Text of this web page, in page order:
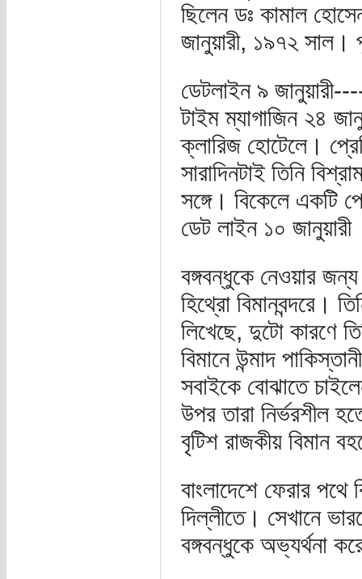
ছিলেন ডঃ কামাল
জানুয়ারী, ১৯৭২ সাল।
ডেটলাইন ৯
টাইম ম্যাগাজিন ২৪
ক্লারিজ হোটেলে।
সারাদিনটাই তিনি
সঙ্গে। বিকেলে একটি
ডেট লাইন ১০ জানুয়ারী
বঙ্গবন্ধুকে নেওয়ার
হিথ্রো বিমানবন্দরে।
লিখেছে, দুটো কারণে
বিমানে উন্মাদ
সবাইকে বোঝাতে
উপর তারা নির্ভরশীল
বৃটিশ রাজকীয় বিমান
বাংলাদেশে ফেরার পথে
দিল্লীতে। সেখানে
বঙ্গবন্ধুকে অভ্যর্থনা